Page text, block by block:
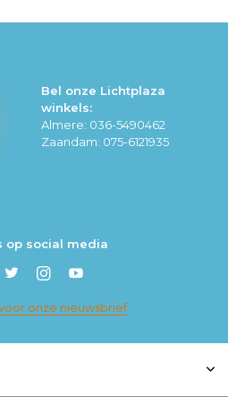
Bel onze Lichtplaza
winkels:
Almere: 036-5490462
Zaandam: 075-6121935
op social media
onze nieuwsbrief